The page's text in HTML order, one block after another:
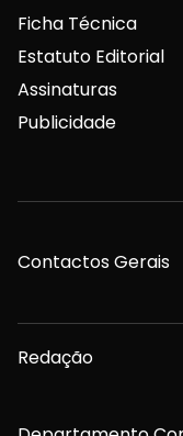
Ficha Técnica
Estatuto Editorial
Assinaturas
Publicidade
Contactos Gerais
Redação